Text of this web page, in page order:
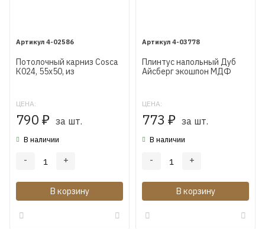
4-02586
Потолочный карниз Cosca
К024, 55х50, из
ЦЕНА:
790 ₽ за шт.
В наличии
- +
В корзину
4-03778
Плинтус напольный Дуб
Айсберг экошпон МДФ
ЦЕНА:
773 ₽ за шт.
В наличии
- +
В корзину